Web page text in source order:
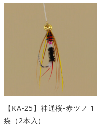
【KA-25】神通桜-赤ツノ 1
袋（2本入）